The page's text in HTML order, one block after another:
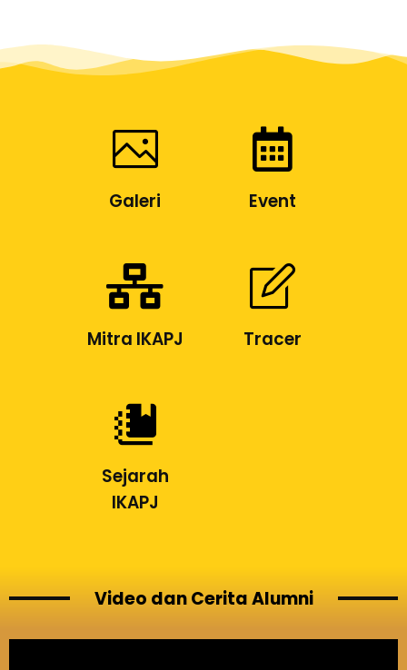
Galeri Event
Mitra IKAPJ Tracer
Sejarah
IKAPJ
Video dan Cerita Alumni